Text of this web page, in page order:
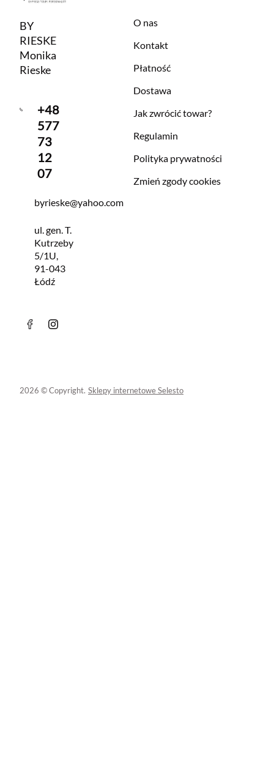
BY
RIESKE
Monika
Rieske
+48
577
73
12
07
byrieske@yahoo.com
ul. gen. T.
Kutrzeby
5/1U,
91-043
Łódź
O nas
Kontakt
Płatność
Dostawa
Jak zwrócić towar?
Regulamin
Polityka prywatności
Zmień zgody cookies
2026 © Copyright. Sklepy internetowe Selesto